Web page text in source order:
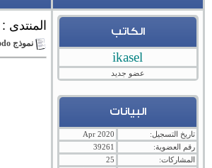
الكاتب
ikasel
عضو جديد
البيانات
تاريخ التسجيل:
Apr 2020
رقم العضوية:
39261
المشاركات:
25
المنتدى :
نموذج Quasimodo